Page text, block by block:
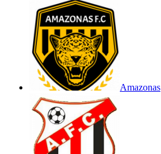
Amazonas